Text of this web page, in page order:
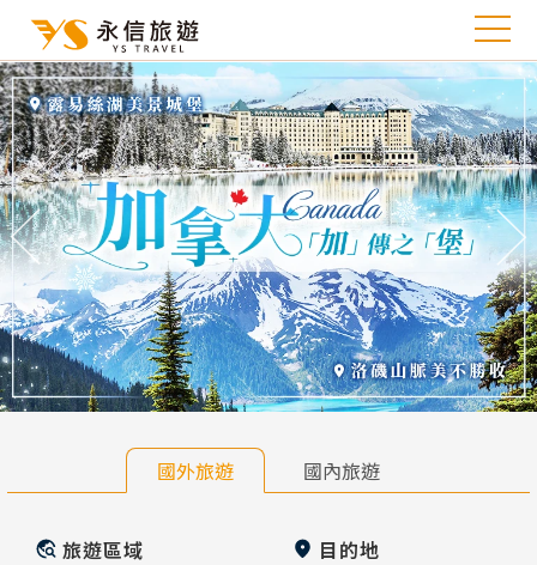
往前 往
國外旅遊 國內旅遊
旅遊區域 目的地